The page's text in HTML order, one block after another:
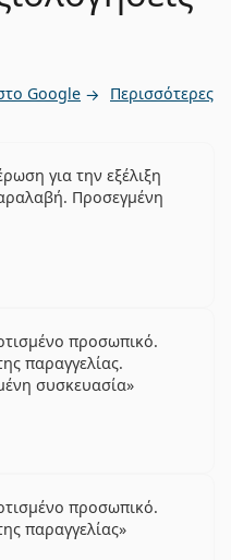
Google Περισσότερες
για την εξέλιξη
Προσεγμένη
προσωπικό.
παραγγελίας.
συσκευασία
προσωπικό.
παραγγελίας